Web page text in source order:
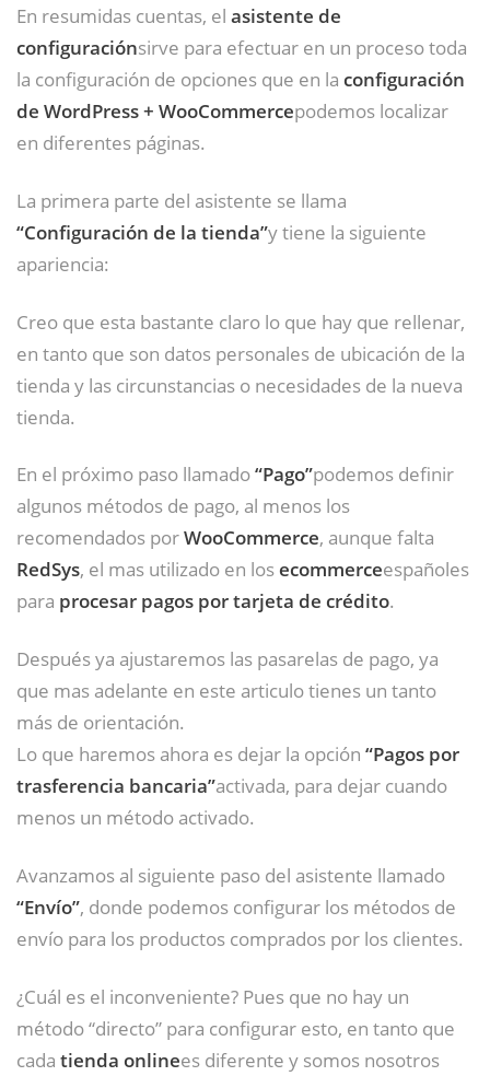
En resumidas cuentas, el asistente de
configuraciónsirve para efectuar en un proceso toda
la configuración de opciones que en la configuración
de WordPress + WooCommercepodemos localizar
en diferentes páginas.
La primera parte del asistente se llama
“Configuración de la tienda”y tiene la siguiente
apariencia:
Creo que esta bastante claro lo que hay que rellenar,
en tanto que son datos personales de ubicación de la
tienda y las circunstancias o necesidades de la nueva
tienda.
En el próximo paso llamado“Pago”podemos definir
algunos métodos de pago, al menos los
recomendados porWooCommerce, aunque falta
RedSys, el mas utilizado en losecommerceespañoles
para procesar pagos por tarjeta de crédito.
Después ya ajustaremos las pasarelas de pago, ya
que mas adelante en este articulo tienes un tanto
más de orientación.
Lo que haremos ahora es dejar la opción “Pagos por
trasferencia bancaria”activada, para dejar cuando
menos un método activado.
Avanzamos al siguiente paso del asistente llamado
“Envío”, donde podemos configurar los métodos de
envío para los productos comprados por los clientes.
¿Cuál es el inconveniente? Pues que no hay un
método “directo” para configurar esto, en tanto que
cada tienda onlinees diferente y somos nosotros